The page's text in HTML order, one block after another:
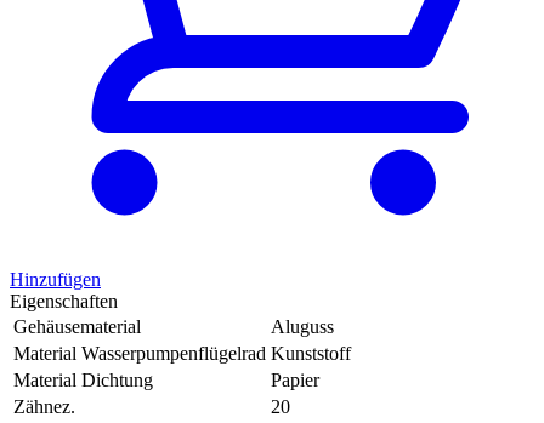
Hinzufügen
Eigenschaften
Gehäusematerial
Aluguss
Material Wasserpumpenflügelrad Kunststoff
Material Dichtung
Papier
Zähnez.
20